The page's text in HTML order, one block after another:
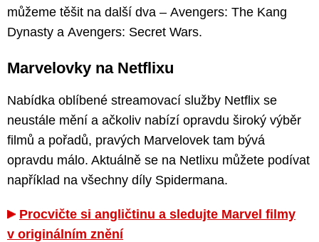
můžeme těšit na další dva – Avengers: The Kang
Dynasty a Avengers: Secret Wars.
Marvelovky na Netflixu
Nabídka oblíbené streamovací služby Netflix se
neustále mění a ačkoliv nabízí opravdu široký výběr
filmů a pořadů, pravých Marvelovek tam bývá
opravdu málo. Aktuálně se na Netlixu můžete podívat
například na všechny díly Spidermana.
Procvičte si angličtinu a sledujte Marvel filmy
v originálním znění